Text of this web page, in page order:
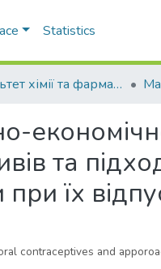
Statistics
Факультет хімії та фармації
та
їх
contraceptives and